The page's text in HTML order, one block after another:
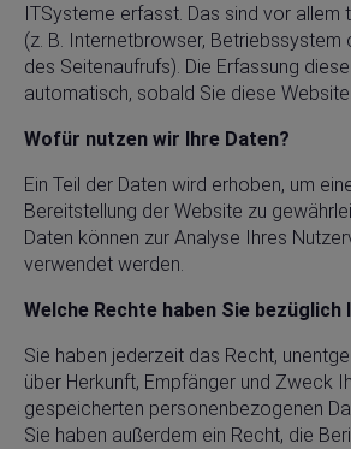
ITSysteme erfasst. Das sind vor allem
(z. B. Internetbrowser, Betriebssystem
des Seitenaufrufs). Die Erfassung
automatisch, sobald Sie diese
Wofür nutzen wir Ihre Daten?
Ein Teil der Daten wird erhoben, um
Bereitstellung der Website zu
Daten können zur Analyse Ihres
verwendet werden.
Welche Rechte haben Sie bezüglich
Sie haben jederzeit das Recht,
über Herkunft, Empfänger und Zweck
gespeicherten personenbezogenen
Sie haben außerdem ein Recht, die